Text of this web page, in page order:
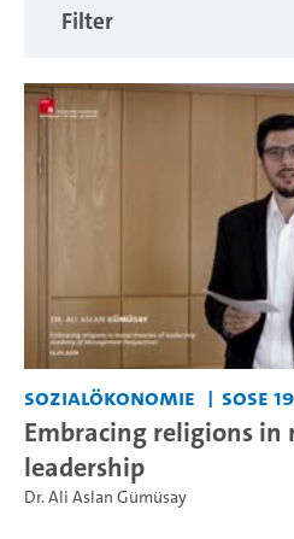
Filter
Sozialökonomie SoSe 19
Embracing religions
leadership
Dr. Ali Aslan Gümüsay